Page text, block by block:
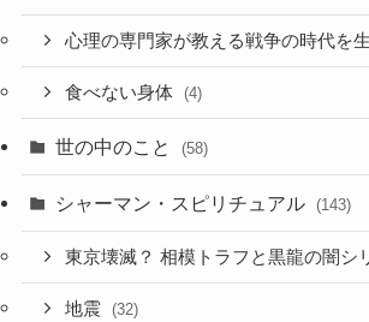
心理の専門家が教える戦争の時代を
食べない身体 (4)
世の中のこと (58)
シャーマン・スピリチュアル (143)
東京壊滅？ 相模トラフと黒龍の闇シ
地震 (32)